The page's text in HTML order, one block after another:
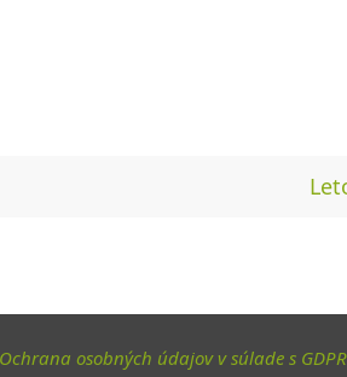
Ochrana osobných údajov v súlade s GDPR